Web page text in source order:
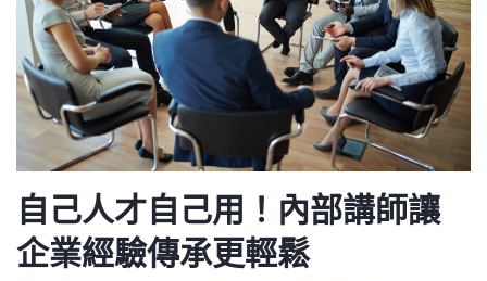
自己人才自己用！內部講師讓
企業經驗傳承更輕鬆